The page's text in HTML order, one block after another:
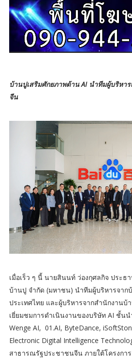
บ้านปูเสริมศักยภาพด้าน AI นำทีมผู้บริหา
จีน
เมื่อเร็ว ๆ นี้ นายสินนท์ ว่องกุศลกิจ ประธ
บ้านปู จำกัด (มหาชน) นำทีมผู้บริหารจาก
ประเทศไทย และผู้บริหารจากสำนักงานบ้
เยี่ยมชมการดำเนินงานของบริษัท AI ชั้น
Wenge AI, 01.AI, ByteDance,
Electronic Digital Intelligence
สาธารณรัฐประชาชนจีน ภายใต้โครงกา